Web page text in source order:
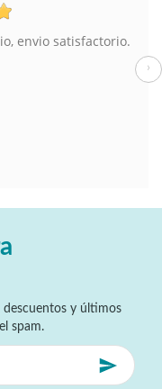
envio satisfactorio.
›
descuentos y últimos
spam.